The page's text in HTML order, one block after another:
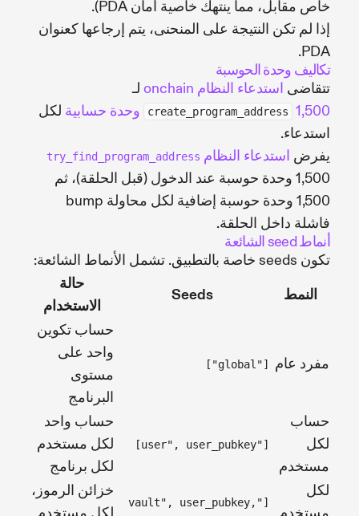
خاص مقابل، مما ينتهك خاصية أمان PDA).
إذا لم تكن النتيجة على المنحنى، يتم إرجاعها كعنوان
PDA.
تكاليف وحدة الحوسبة
تتقاضى استدعاء النظام onchain لـ
create_program_address 1,500 وحدة حسابية
لكل
استدعاء.
يفرض استدعاء النظام try_find_program_address
1,500 وحدة حوسبة عند الدخول (قبل الحلقة)، ثم
1,500 وحدة حوسبة إضافية لكل محاولة bump
فاشلة داخل الحلقة.
أنماط seed الشائعة
تكون seeds خاصة بالتطبيق. تشمل الأنماط الشائعة:
النمط
Seeds
حالة
الاستخدام
مفرد عام ["global"]
حساب تكوين
واحد على
مستوى
البرنامج
حساب
لكل
مستخدم
["user", user_pubkey]
حساب واحد
لكل مستخدم
لكل برنامج
لكل
["vault", user_pubkey,
خزائن الرموز،